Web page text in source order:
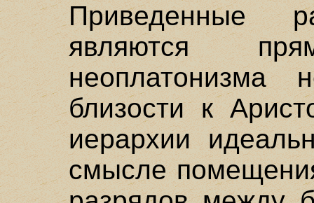
Приведенные
являются
близости к
иерархии
смысле